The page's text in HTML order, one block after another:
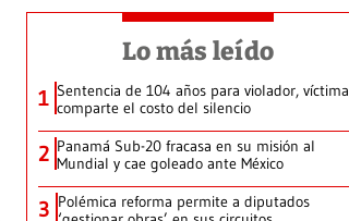
Lo más leído
1 Sentencia de 104 años para violador, víctima
comparte el costo del silencio
2 Panamá Sub-20 fracasa en su misión al
Mundial y cae goleado ante México
3 Polémica reforma permite a diputados